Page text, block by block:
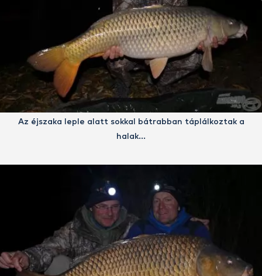
Az éjszaka leple alatt sokkal bátrabban táplálkoztak a
halak…